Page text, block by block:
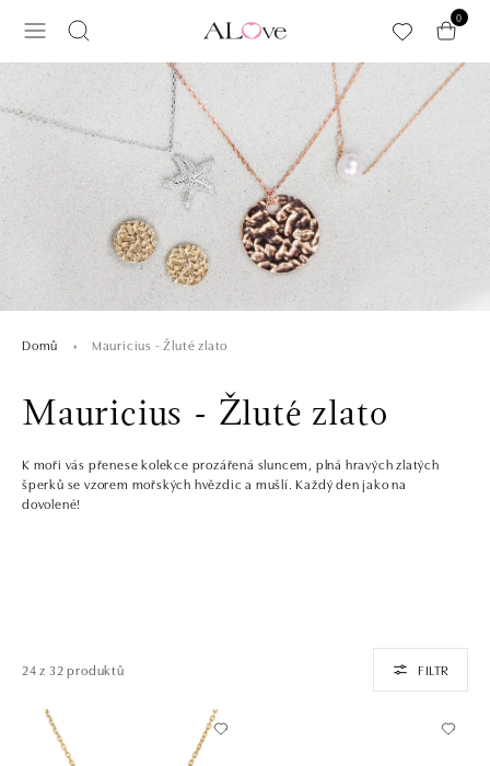
0
Domů Mauricius - Žluté zlato
Mauricius - Žluté zlato
K moři vás přenese kolekce prozářená sluncem, plná hravých zlatých
šperků se vzorem mořských hvězdic a mušlí. Každý den jako na
dovolené!
24 z 32 produktů FILTR